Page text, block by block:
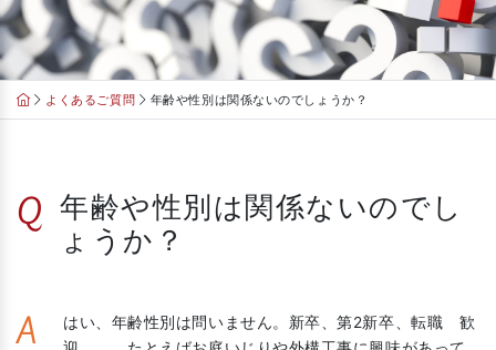
よくあるご質問 年齢や性別は関係ないのでしょうか？
Q 年齢や性別は関係ないのでし
ょうか？
A
はい、年齢性別は問いません。新卒、第2新卒、転職 歓